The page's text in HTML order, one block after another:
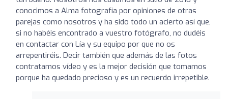
conocimos a Alma fotografía por opiniones de otras
parejas como nosotros y ha sido todo un acierto así que,
si no habéis encontrado a vuestro fotógrafo, no dudéis
en contactar con Lía y su equipo por que no os
arrepentiréis. Decir también que además de las fotos
contratamos vídeo y es la mejor decisión que tomamos
porque ha quedado precioso y es un recuerdo irrepetible.